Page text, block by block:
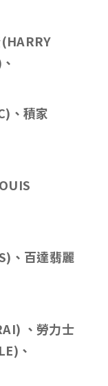
(HARRY
、
、積家
、百達翡麗
、勞力士
、